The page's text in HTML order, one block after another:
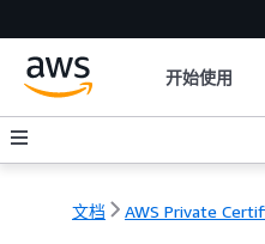
开始使用
文档 AWS Private